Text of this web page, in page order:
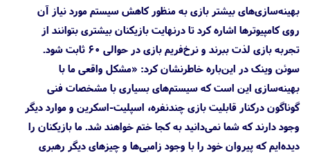
بهینه‌سازی‌های بیشتر بازی به منظور کاهش سیستم مورد نیاز آن
روی کامپیوترها اشاره کرد تا درنهایت بازیکنان بیشتری بتوانند از
تجربه بازی لذت ببرند و نرخ‌فریم بازی در حوالی ۶۰ ثابت شود.
سوئن وینک در این‌باره خاطرنشان کرد: «مشکل واقعی ما با
بهینه‌سازی این است که سیستم‌های بسیاری با مشخصات فنی
گوناگون درکنار قابلیت بازی چندنفره، اسپلیت-اسکرین و موارد دیگر
وجود دارند که شما نمی‌دانید به کجا ختم خواهند شد. ما بازیکنان را
دیده‌ایم که پیروان خود را با وجود زامبی‌ها و چیزهای دیگر رهبری